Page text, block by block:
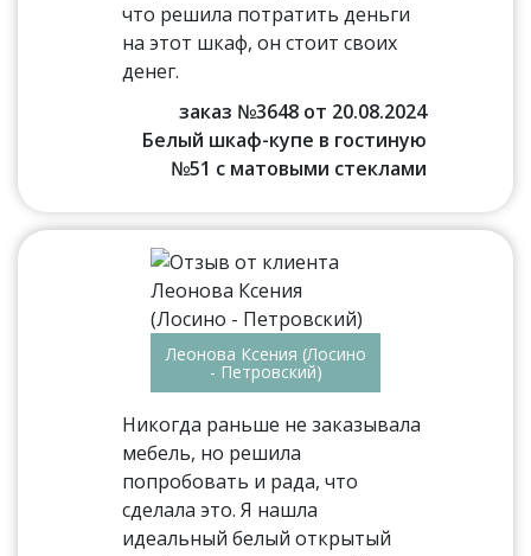
что решила потратить деньги
на этот шкаф, он стоит своих
денег.
заказ №3648 от 20.08.2024
Белый шкаф-купе в гостиную
№51 с матовыми стеклами
Леонова Ксения (Лосино
- Петровский)
Никогда раньше не заказывала
мебель, но решила
попробовать и рада, что
сделала это. Я нашла
идеальный белый открытый